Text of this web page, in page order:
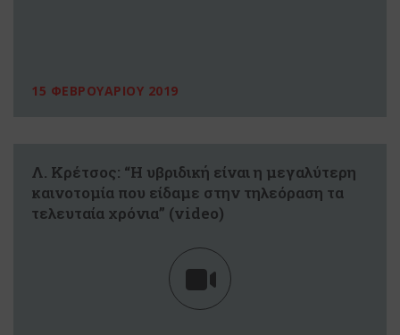
15 ΦΕΒΡΟΥΑΡΙΟΥ 2019
Λ. Κρέτσος: “Η υβριδική είναι η μεγαλύτερη
καινοτομία που είδαμε στην τηλεόραση τα
τελευταία χρόνια” (video)